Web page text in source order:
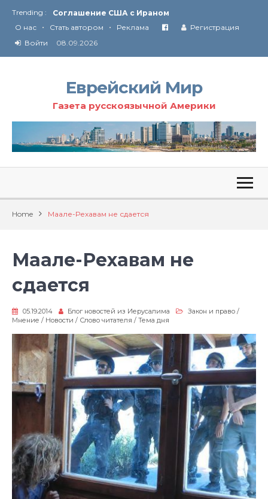
Trending :
Соглашение США с Ираном
Технология Революции в Иране
О нас • Стать автором • Реклама
Регистрация
Войти
08.09.2026
Еврейский Мир
Газета русскоязычной Америки
Home Маале-Рехавам не сдается
Маале-Рехавам не
сдается
05.19.2014 Блог новостей из Иерусалима Закон и право /
Мнение / Новости / Слово читателя / Тема дня